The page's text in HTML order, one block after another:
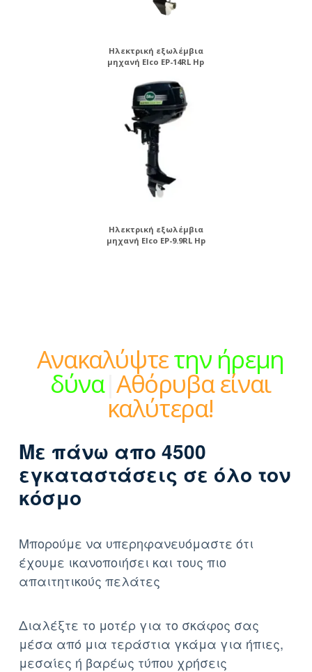
Ηλεκτρική εξωλέμβια
μηχανή Elco EP-14RL Hp
Ηλεκτρική εξωλέμβια
μηχανή Elco EP-9.9RL Hp
Ανακαλύψτετην ήρεμη
δύναμη|Αθόρυβα είναι
καλύτερα!
Με πάνω απο 4500
εγκαταστάσεις σε όλο τον
κόσμο
Μπορούμε να υπερηφανευόμαστε ότι
έχουμε ικανοποιήσει και τους πιο
απαιτητικούς πελάτες
Διαλέξτε το μοτέρ για το σκάφος σας
μέσα από μια τεράστια γκάμα για ήπιες,
μεσαίες ή βαρέως τύπου χρήσεις